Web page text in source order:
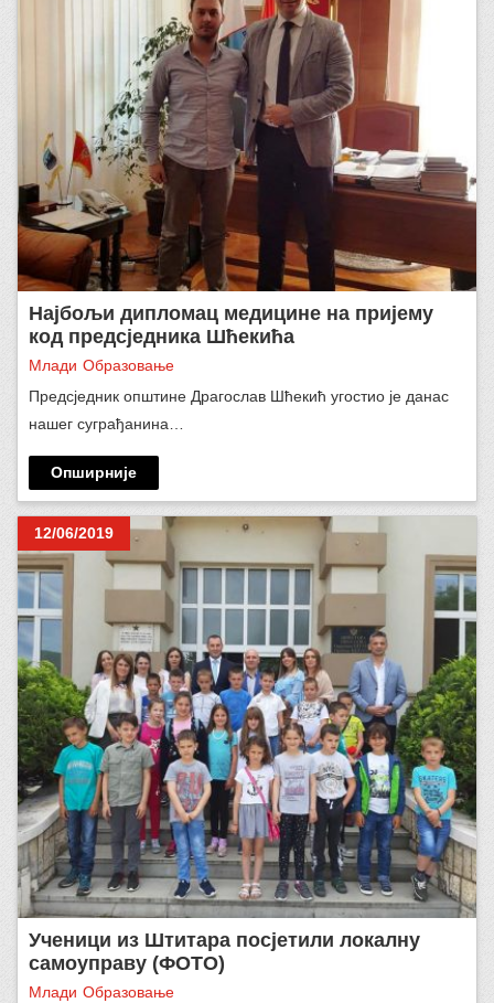
Најбољи дипломац медицине на пријему
код предсједника Шћекића
Млади Образовање
Предсједник општине Драгослав Шћекић угостио је данас
нашег суграђанина…
Опширније
12/06/2019
Ученици из Штитара посјетили локалну
самоуправу (ФОТО)
Млади Образовање